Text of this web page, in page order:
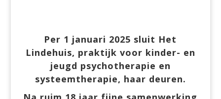
Per 1 januari 2025 sluit Het
Lindehuis, praktijk voor kinder- en
jeugd psychotherapie en
systeemtherapie, haar deuren.